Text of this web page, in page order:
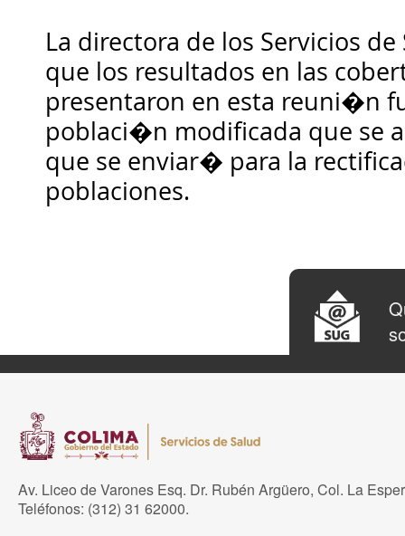
La directora de los Servicios
que los resultados en las
presentaron en esta reuni�n
poblaci�n modificada que
que se enviar� para la
poblaciones.
Av. Liceo de Varones Esq. Dr. Rubén Argüero, Col. La
Teléfonos: (312) 31 62000.